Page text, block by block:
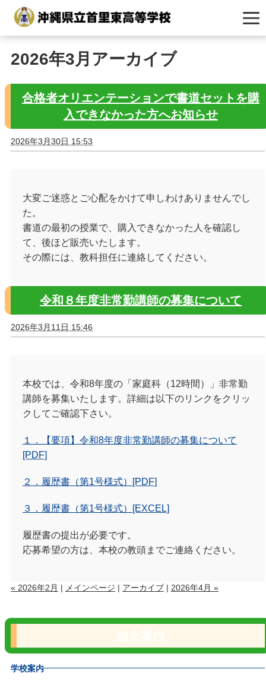
2026年3月アーカイブ
合格者オリエンテーションで書道セットを購
入できなかった方へお知らせ
2026年3月30日 15:53
大変ご迷惑とご心配をかけて申しわけありませんでし
た。
書道の最初の授業で、購入できなかった人を確認し
て、後ほど販売いたします。
その際には、教科担任に連絡してください。
令和８年度非常勤講師の募集について
2026年3月11日 15:46
本校では、令和8年度の「家庭科（12時間）」非常勤
講師を募集いたします。詳細は以下のリンクをクリッ
クしてご確認下さい。
１．【要項】令和8年度非常勤講師の募集について
[PDF]
２．履歴書（第1号様式）[PDF]
３．履歴書（第1号様式）[EXCEL]
履歴書の提出が必要です。
応募希望の方は、本校の教頭までご連絡ください。
« 2026年2月 | メインページ | アーカイブ | 2026年4月 »
学校案内